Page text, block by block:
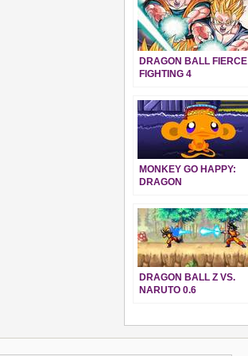
DRAGON BALL FIERCE
FIGHTING 4
MONKEY GO HAPPY:
DRAGON
DRAGON BALL Z VS.
NARUTO 0.6